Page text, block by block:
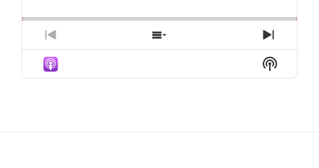
Previous
Episode
Show
Episodes
Next
Show